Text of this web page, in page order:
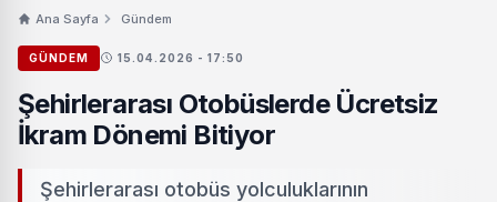
Ana Sayfa Gündem
GÜNDEM 15.04.2026 - 17:50
Şehirlerarası Otobüslerde Ücretsiz
İkram Dönemi Bitiyor
Şehirlerarası otobüs yolculuklarının